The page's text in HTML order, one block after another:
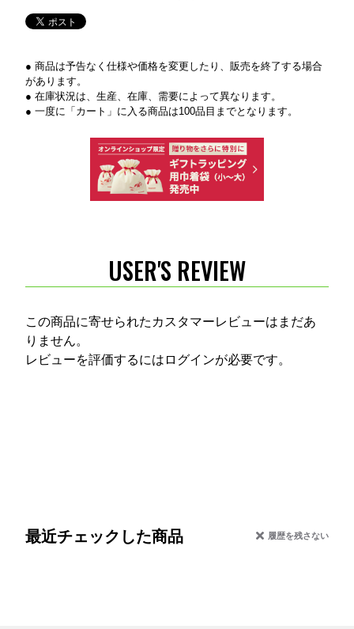
● 商品は予告なく仕様や価格を変更したり、販売を終了する場合
があります。
● 在庫状況は、生産、在庫、需要によって異なります。
● 一度に「カート」に入る商品は100品目までとなります。
USER'S REVIEW
この商品に寄せられたカスタマーレビューはまだあ
りません。
レビューを評価するには ログインが必要です。
最近チェックした商品 履歴を残さない